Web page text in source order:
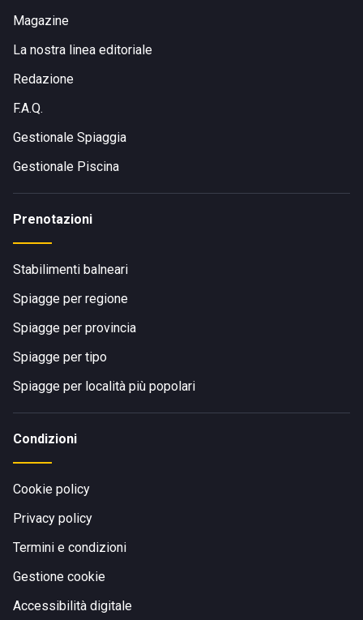
Magazine
La nostra linea editoriale
Redazione
F.A.Q.
Gestionale Spiaggia
Gestionale Piscina
Prenotazioni
Stabilimenti balneari
Spiagge per regione
Spiagge per provincia
Spiagge per tipo
Spiagge per località più popolari
Condizioni
Cookie policy
Privacy policy
Termini e condizioni
Gestione cookie
Accessibilità digitale